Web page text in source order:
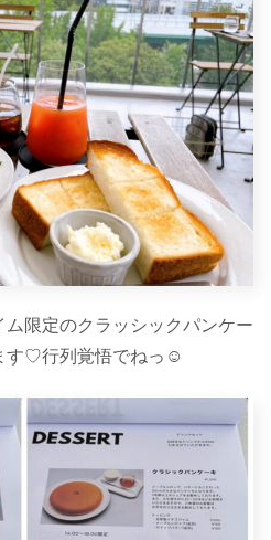
限定のクラッシックパンケー
す♡行列覚悟でねっ☺︎